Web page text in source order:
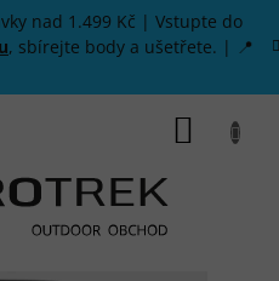
nad 1.499 Kč | Vstupte do
, sbírejte body a ušetřete. | 📍